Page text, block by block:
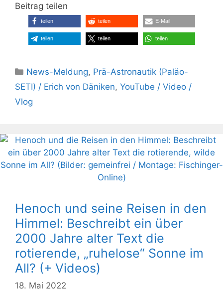
Beitrag teilen
teilen teilen E-Mail
teilen teilen teilen
Kategorien
News-Meldung, Prä-Astronautik (Paläo-
SETI) / Erich von Däniken, YouTube / Video /
Vlog
Henoch und seine Reisen in den
Himmel: Beschreibt ein über
2000 Jahre alter Text die
rotierende, „ruhelose“ Sonne im
All? (+ Videos)
18. Mai 2022